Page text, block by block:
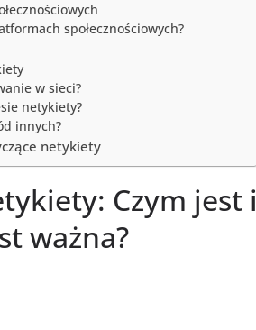
społecznościowych?
w sieci?
netykiety?
innych?
netykiety
Czym jest i
ważna?